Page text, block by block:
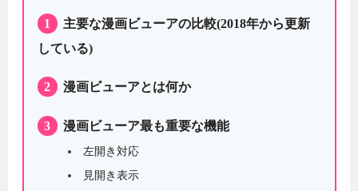
1
主要な漫画ビューアの比較(2018年から更新
している)
2 漫画ビューアとは何か
3 漫画ビューア最も重要な機能
左開き対応
見開き表示